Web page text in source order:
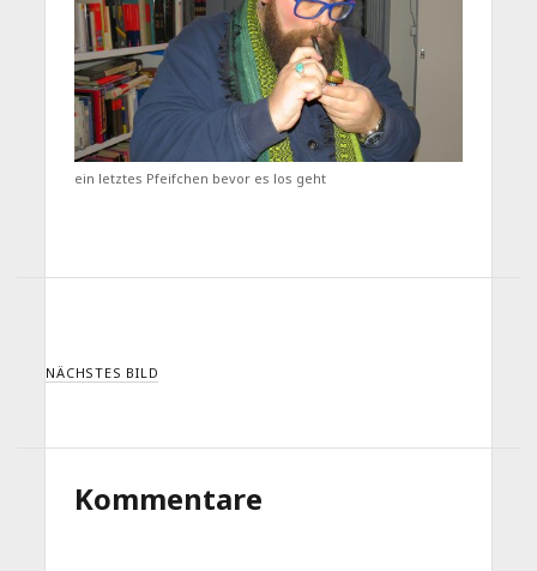
ein letztes Pfeifchen bevor es los geht
NÄCHSTES BILD
Kommentare